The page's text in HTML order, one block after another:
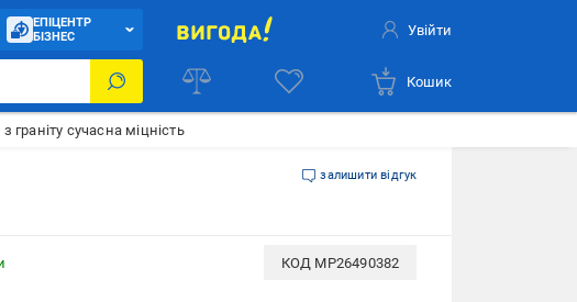
ЕПІЦЕНТР
БІЗНЕС
Увійти
Кошик
граніту сучасна міцність
залишити відгук
КОД MP26490382